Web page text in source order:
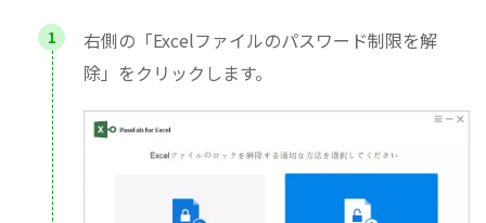
右側の「Excelファイルのパスワード制限を解
除」をクリックします。